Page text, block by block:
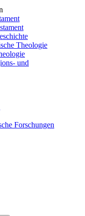
Theologie
und
Forschungen